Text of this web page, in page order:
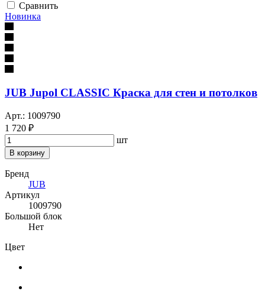
Сравнить
Новинка
JUB Jupol CLASSIC Краска для стен и потолков
Арт.: 1009790
1 720 ₽
шт
В корзину
Бренд
JUB
Артикул
1009790
Большой блок
Нет
Цвет